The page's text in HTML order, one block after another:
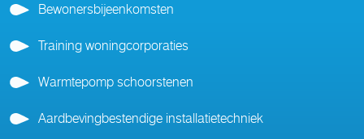
Bewonersbijeenkomsten
Training woningcorporaties
Warmtepomp schoorstenen
Aardbevingbestendige installatietechniek